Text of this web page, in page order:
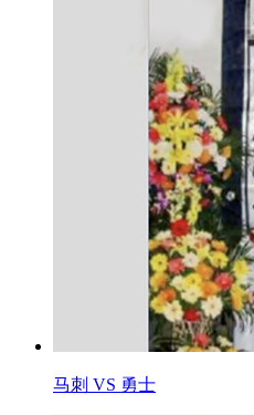
马刺 VS 勇士